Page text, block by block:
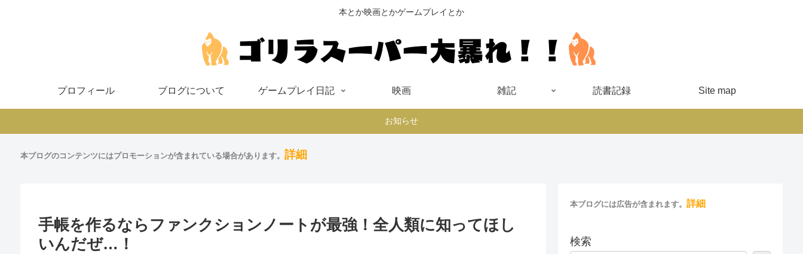
本とか映画とかゲームプレイとか
プロフィール ブログについて ゲームプレイ日記 映画 雑記 読書記録 Site map
お知らせ
本ブログのコンテンツにはプロモーションが含まれている場合があります。 詳細
手帳を作るならファンクションノートが最強！全人類に知ってほし
いんだぜ…！
本ブログには広告が含まれます。 詳細
検索